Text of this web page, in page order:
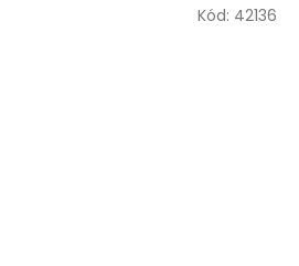
Kód: 42136